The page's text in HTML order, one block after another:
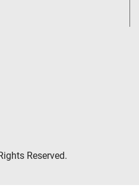
Reserved.